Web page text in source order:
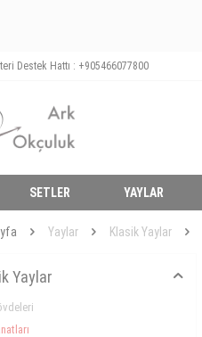
Destek Hattı : +905466077800
SETLER YAYLAR
Yaylar Klasik Yaylar
Yaylar